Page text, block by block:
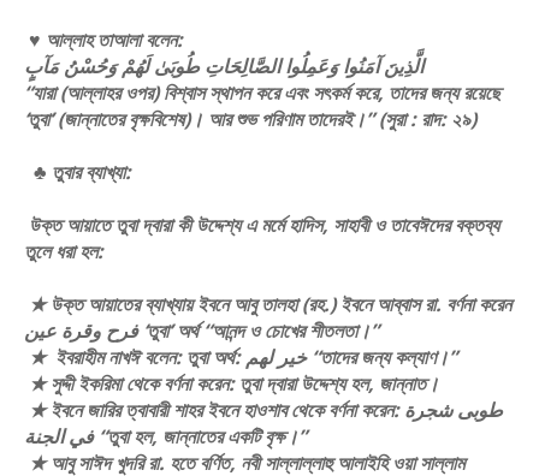
♥ আল্লাহ তাআলা বলেন:
الَّذِينَ آمَنُوا وَعَمِلُوا الصَّالِحَاتِ طُوبَىٰ لَهُمْ وَحُسْنُ مَآبٍ
“যারা (আল্লাহর ওপর) বিশ্বাস স্থাপন করে এবং সৎকর্ম করে, তাদের জন্য রয়েছে
‘তুবা’ (জান্নাতের বৃক্ষবিশেষ)। আর শুভ পরিণাম তাদেরই।” (সুরা : রাদ: ২৯)
♣ তুবার ব্যাখ্যা:
উক্ত আয়াতে তুবা দ্বারা কী উদ্দেশ্য এ মর্মে হাদিস, সাহাবী ও তাবেঈদের বক্তব্য
তুলে ধরা হল:
★ উক্ত আয়াতের ব্যাখ্যায় ইবনে আবু তালহা (রহ.) ইবনে আব্বাস রা. বর্ণনা করেন
فرح وقرة عين ‘তুবা’ অর্থ “আনন্দ ও চোখের শীতলতা।”
★ ইবরাহীম নাখঈ বলেন: তুবা অর্থ: خير لهم “তাদের জন্য কল্যাণ।”
★ সুদ্দী ইকরিমা থেকে বর্ণনা করেন: তুবা দ্বারা উদ্দেশ্য হল, জান্নাত।
★ ইবনে জারির ত্বাবারী শাহর ইবনে হাওশাব থেকে বর্ণনা করেন: طوبى شجرة
في الجنة “তুবা হল, জান্নাতের একটি বৃক্ষ।”
★ আবু সাঈদ খুদরি রা. হতে বর্ণিত, নবী সাল্লাল্লাহু আলাইহি ওয়া সাল্লাম